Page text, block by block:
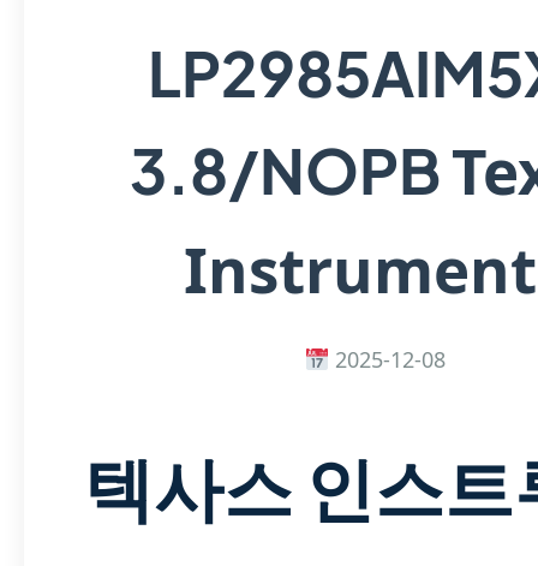
3.8/NOPB
2025-12-08
텍사스 인스트